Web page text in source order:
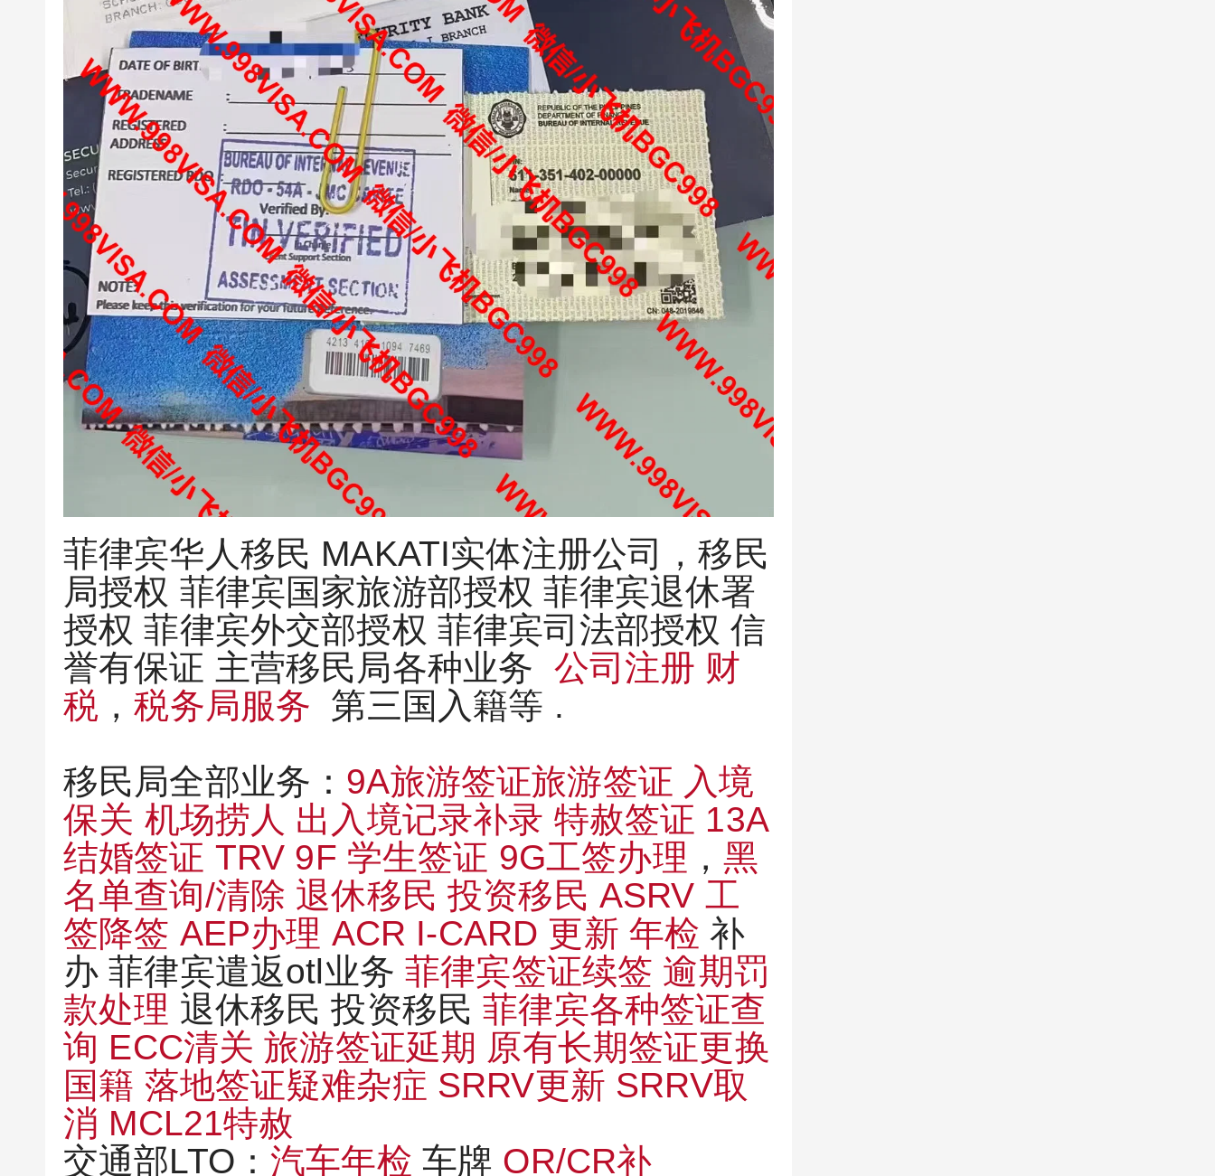
菲律宾华人移民 MAKATI实体注册公司，移民
局授权 菲律宾国家旅游部授权 菲律宾退休署
授权 菲律宾外交部授权 菲律宾司法部授权 信
誉有保证 主营移民局各种业务 公司注册 财
税 ，税务局服务 第三国入籍等 .
移民局全部业务： 9A旅游签证旅游签证 入境
保关 机场捞人 出入境记录补录 特赦签证 13A
结婚签证 TRV 9F 学生签证 9G工签办理 ， 黑
名单查询/清除 退休移民投资移民 ASRV 工
签降签 AEP办理 ACR I-CARD 更新 年检补
办 菲律宾遣返otl业务菲律宾签证续签 逾期罚
款处理 退休移民 投资移民菲律宾各种签证查
询 ECC清关 旅游签证延期 原有长期签证更换
国籍 落地签证疑难杂症 SRRV更新 SRRV取
消 MCL21特赦
交通部LTO：汽车年检 车牌 OR/CR补